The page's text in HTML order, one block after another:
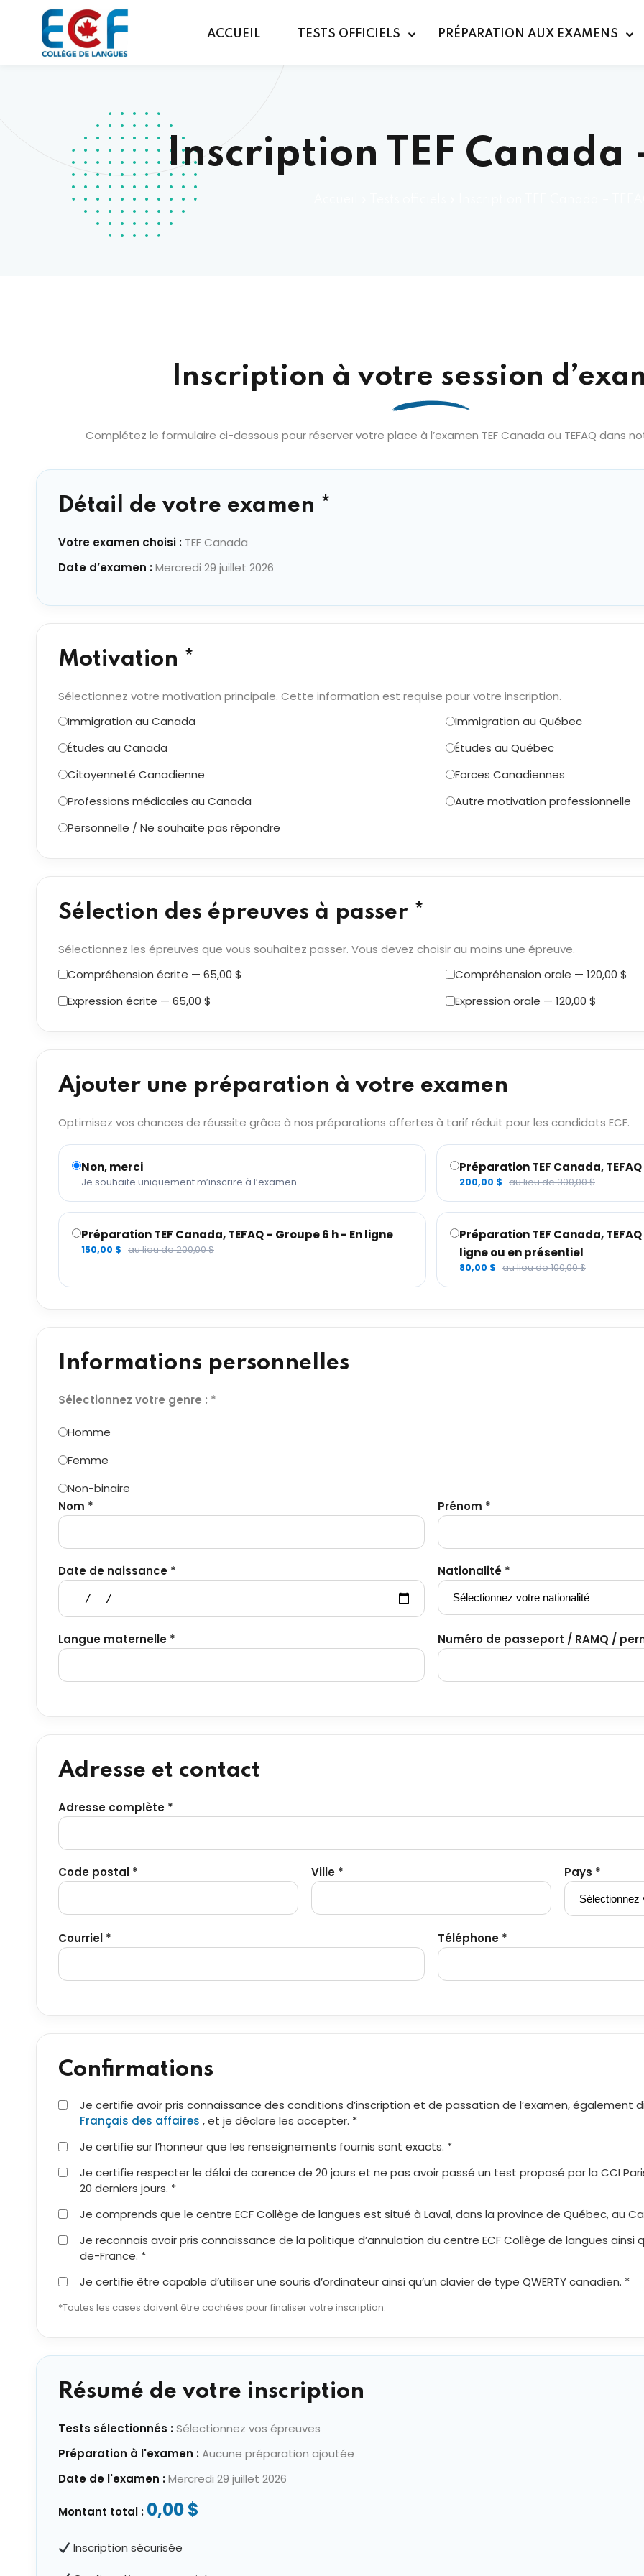
ACCUEIL TESTS OFFICIELS PRÉPARATION AUX EXAMENS
Inscription TEF Canada
Inscription à votre session
Complétez le formulaire ci-dessous pour réserver votre place à l’examen TEF Canada ou TEFAQ dans
Détail de votre examen *
Votre examen choisi : TEF Canada
Date d’examen :Mercredi 29 juillet 2026
Motivation *
Sélectionnez votre motivation principale. Cette information est requise pour votre inscription.
Immigration au Canada
Immigration au Québec
Études au Canada
Études au Québec
Citoyenneté Canadienne
Forces Canadiennes
Professions médicales au Canada
Autre motivation professionnelle
Personnelle / Ne souhaite pas répondre
Sélection des épreuves à passer *
Sélectionnez les épreuves que vous souhaitez passer. Vous devez choisir au moins une épreuve.
Compréhension écrite — 65,00 $
Compréhension orale — 120,00 $
Expression écrite — 65,00 $
Expression orale — 120,00 $
Ajouter une préparation à votre examen
Optimisez vos chances de réussite grâce à nos préparations offertes à tarif réduit pour les candidats ECF.
Non, merci
Je souhaite uniquement m’inscrire à l’examen.
Préparation TEF Canada,
200,00 $ au lieu de 300,00 $
Préparation TEF Canada, TEFAQ – Groupe 6 h - En ligne
150,00 $ au lieu de 200,00 $
Préparation TEF Canada,
ligne ou en présentiel
80,00 $ au lieu de 100,00 $
Informations personnelles
Sélectionnez votre genre : *
Homme
Femme
Non-binaire
Nom *
Prénom *
Date de naissance * Nationalité *
Langue maternelle * Numéro de passeport / RAMQ /
Adresse et contact
Adresse complète *
Code postal * Ville * Pays *
Courriel * Téléphone *
Confirmations
Je certifie avoir pris connaissance des conditions d’inscription et de passation de l’examen, également
Français des affaires , et je déclare les accepter. *
Je certifie sur l’honneur que les renseignements fournis sont exacts. *
Je certifie respecter le délai de carence de 20 jours et ne pas avoir passé un test proposé par la CCI
20 derniers jours. *
Je comprends que le centre ECF Collège de langues est situé à Laval, dans la province de Québec, au
Je reconnais avoir pris connaissance de la politique d’annulation du centre ECF Collège de langues ainsi
de-France. *
Je certifie être capable d’utiliser une souris d’ordinateur ainsi qu’un clavier de type QWERTY canadien. *
*Toutes les cases doivent être cochées pour finaliser votre inscription.
Résumé de votre inscription
Tests sélectionnés :Sélectionnez vos épreuves
Préparation à l'examen :Aucune préparation ajoutée
Date de l'examen :Mercredi 29 juillet 2026
Montant total : 0,00 $
Inscription sécurisée